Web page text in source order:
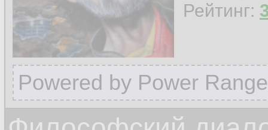
Рейтинг:
Powered by Power